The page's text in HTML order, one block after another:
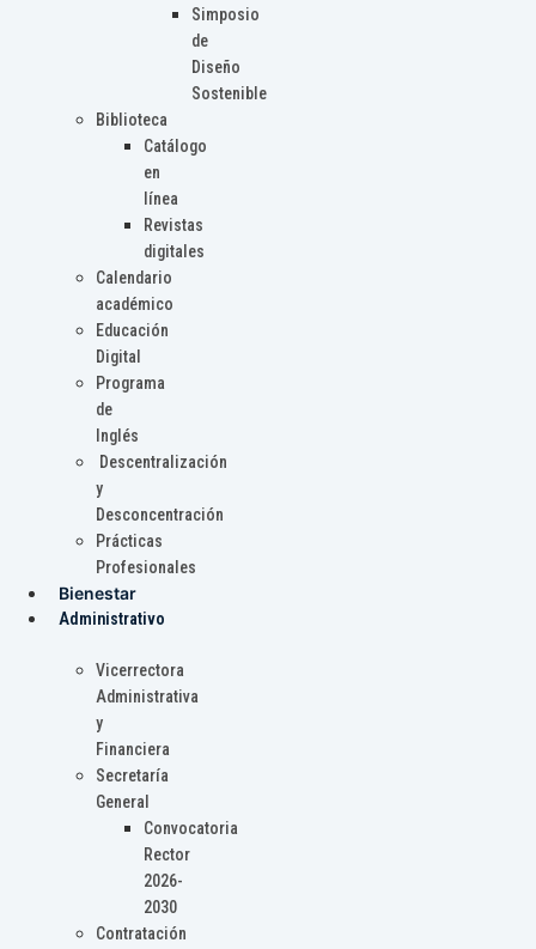
Simposio
de
Diseño
Sostenible
Biblioteca
Catálogo
en
línea
Revistas
digitales
Calendario
académico
Educación
Digital
Programa
de
Inglés
Descentralización
y
Desconcentración
Prácticas
Profesionales
Bienestar
Administrativo
Vicerrectora
Administrativa
y
Financiera
Secretaría
General
Convocatoria
Rector
2026-
2030
Contratación